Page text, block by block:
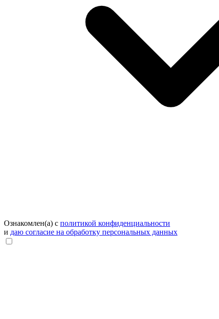
Ознакомлен(а) с политикой конфиденциальности
и даю согласие на обработку персональных данных